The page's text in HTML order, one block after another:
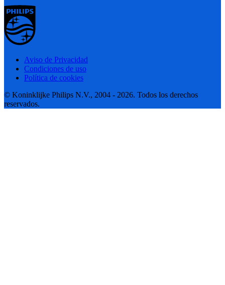
Aviso de Privacidad
Condiciones de uso
Política de cookies
© Koninklijke Philips N.V., 2004 - 2026. Todos los derechos
reservados.